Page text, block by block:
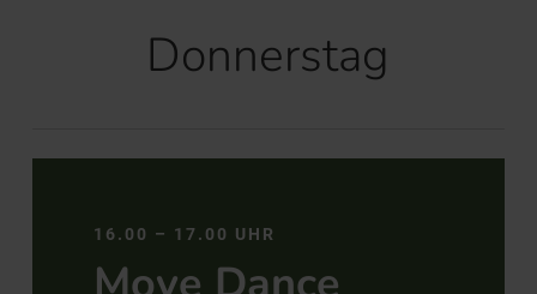
Donnerstag
16.00 – 17.00 UHR